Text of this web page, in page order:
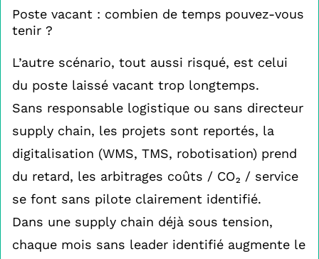
Poste vacant : combien de temps pouvez-vous
tenir ?
L’autre scénario, tout aussi risqué, est celui
du poste laissé vacant trop longtemps.
Sans responsable logistique ou sans directeur
supply chain, les projets sont reportés, la
digitalisation (WMS, TMS, robotisation) prend
du retard, les arbitrages coûts / CO₂ / service
se font sans pilote clairement identifié.
Dans une supply chain déjà sous tension,
chaque mois sans leader identifié augmente le